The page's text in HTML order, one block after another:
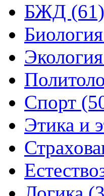
БЖД (61)
Спорт
Этика и